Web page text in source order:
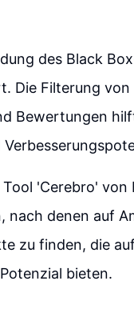
des Black
Die Filterung
Bewertungen
'Cerebro'
nach denen auf
zu finden, die
bieten.